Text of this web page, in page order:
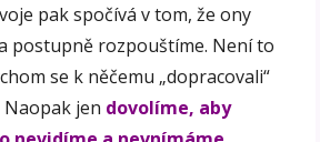
pak spočívá v tom, že ony
postupně rozpouštíme. Není to
se k něčemu „dopracovali“
Naopak jen dovolíme, aby